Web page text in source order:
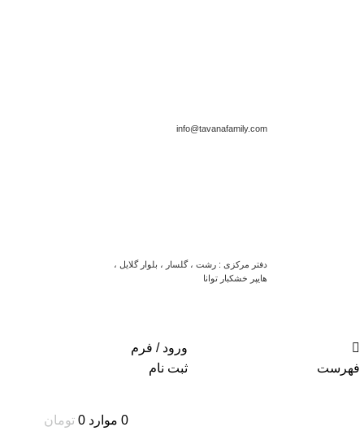
info@tavanafamily.com
دفتر مرکزی : رشت ، گلسار ، بلوار گلایل ،
هایپر خشکبار توانا
فهرست
ورود / فرم
ثبت نام
0 موارد 0 تومان